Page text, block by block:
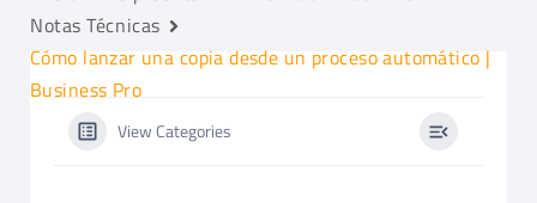
Notas Técnicas
Cómo lanzar una copia desde un proceso automático |
Business Pro
View Categories